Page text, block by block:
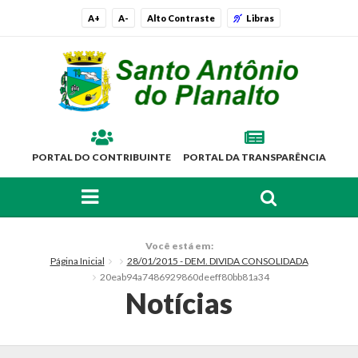
A+ A- Alto Contraste Libras
PORTAL DO CONTRIBUINTE PORTAL DA TRANSPARÊNCIA
Você está em:
Página Inicial
28/01/2015 - DEM. DIVIDA CONSOLIDADA
20eab94a7486929860deeff80bb81a34
Notícias